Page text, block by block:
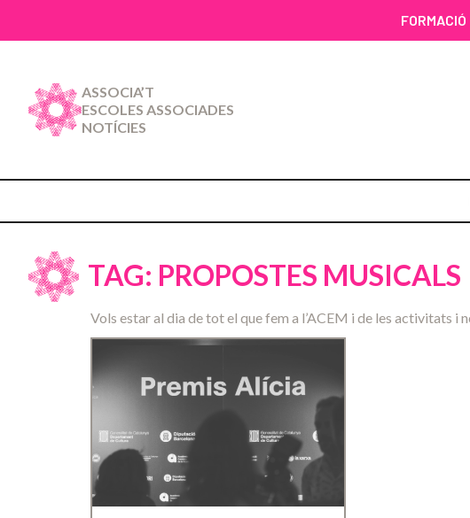
FORMACIÓ
ASSOCIA’T
ESCOLES ASSOCIADES
NOTÍCIES
TAG: PROPOSTES MUSICALS
Vols estar al dia de tot el que fem a l’ACEM i de les activitats i